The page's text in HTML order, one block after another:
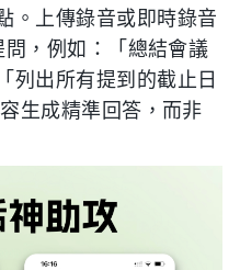
。上傳錄音或即時錄音
，例如：「總結會議
列出所有提到的截止日
生成精準回答，而非